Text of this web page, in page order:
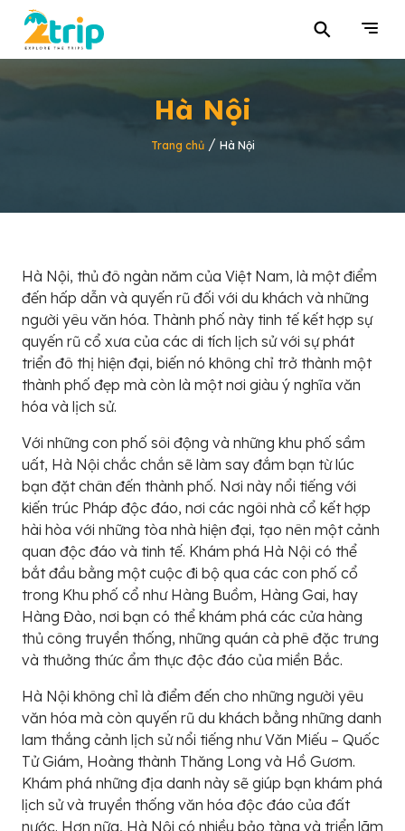
⚲
Hà Nội
Trang chủ/ Hà Nội
Hà Nội, thủ đô ngàn năm của Việt Nam, là một điểm
đến hấp dẫn và quyến rũ đối với du khách và những
người yêu văn hóa. Thành phố này tinh tế kết hợp sự
quyến rũ cổ xưa của các di tích lịch sử với sự phát
triển đô thị hiện đại, biến nó không chỉ trở thành một
thành phố đẹp mà còn là một nơi giàu ý nghĩa văn
hóa và lịch sử.
Với những con phố sôi động và những khu phố sầm
uất, Hà Nội chắc chắn sẽ làm say đắm bạn từ lúc
bạn đặt chân đến thành phố. Nơi này nổi tiếng với
kiến trúc Pháp độc đáo, nơi các ngôi nhà cổ kết hợp
hài hòa với những tòa nhà hiện đại, tạo nên một cảnh
quan độc đáo và tinh tế. Khám phá Hà Nội có thể
bắt đầu bằng một cuộc đi bộ qua các con phố cổ
trong Khu phố cổ như Hàng Buồm, Hàng Gai, hay
Hàng Đào, nơi bạn có thể khám phá các cửa hàng
thủ công truyền thống, những quán cà phê đặc trưng
và thưởng thức ẩm thực độc đáo của miền Bắc.
Hà Nội không chỉ là điểm đến cho những người yêu
văn hóa mà còn quyến rũ du khách bằng những danh
lam thắng cảnh lịch sử nổi tiếng như Văn Miếu – Quốc
Tử Giám, Hoàng thành Thăng Long và Hồ Gươm.
Khám phá những địa danh này sẽ giúp bạn khám phá
lịch sử và truyền thống văn hóa độc đáo của đất
nước. Hơn nữa, Hà Nội có nhiều bảo tàng và triển lãm